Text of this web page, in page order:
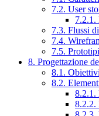
7.2. User
7.2.1.
7.3. Flussi
7.4.
7.5.
8. Progettazione
8.1.
8.2.
8.2.1.
8.2.2.